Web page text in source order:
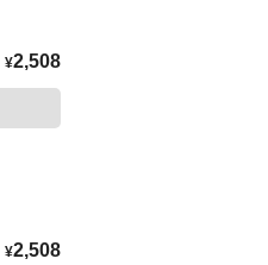
¥2,508
¥2,508